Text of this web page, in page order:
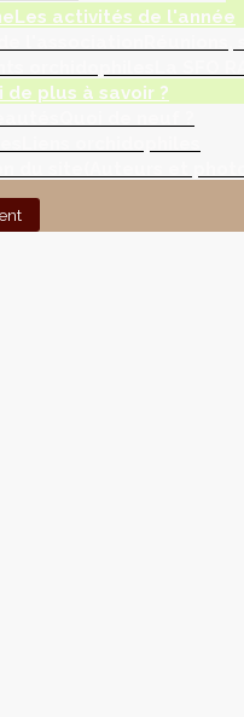
Les activités de l'année
de plus à savoir ?